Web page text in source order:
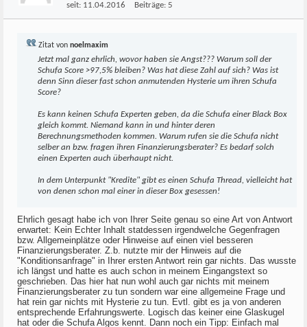
seit: 11.04.2016 Beiträge: 5
Zitat von noelmaxim
Jetzt mal ganz ehrlich, wovor haben sie Angst??? Warum soll der
Schufa Score >97,5% bleiben? Was hat diese Zahl auf sich? Was ist
denn Sinn dieser fast schon anmutenden Hysterie um ihren Schufa
Score?
Es kann keinen Schufa Experten geben, da die Schufa einer Black Box
gleich kommt. Niemand kann in und hinter deren
Berechnungsmethoden kommen. Warum rufen sie die Schufa nicht
selber an bzw. fragen ihren Finanzierungsberater? Es bedarf solch
einen Experten auch überhaupt nicht.
In dem Unterpunkt "Kredite" gibt es einen Schufa Thread, vielleicht hat
von denen schon mal einer in dieser Box gesessen!
Ehrlich gesagt habe ich von Ihrer Seite genau so eine Art von Antwort
erwartet: Kein Echter Inhalt statdessen irgendwelche Gegenfragen
bzw. Allgemeinplätze oder Hinweise auf einen viel besseren
Finanzierungsberater. Z.b. nutzte mir der Hinweis auf die
"Konditionsanfrage" in Ihrer ersten Antwort rein gar nichts. Das wusste
ich längst und hatte es auch schon in meinem Eingangstext so
geschrieben. Das hier hat nun wohl auch gar nichts mit meinem
Finanzierungsberater zu tun sondern war eine allgemeine Frage und
hat rein gar nichts mit Hysterie zu tun. Evtl. gibt es ja von anderen
entsprechende Erfahrungswerte. Logisch das keiner eine Glaskugel
hat oder die Schufa Algos kennt. Dann noch ein Tipp: Einfach mal